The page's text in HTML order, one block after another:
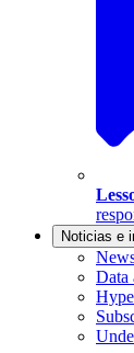
Noticias e
Data